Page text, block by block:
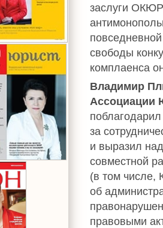
заслуги
свободы
комплаенса
Владимир
Ассоциации
за
и выразил
совместной
(в том числе,
об
правовыми